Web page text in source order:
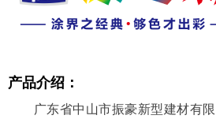
产品介绍：
广东省中山市振豪新型建材有限